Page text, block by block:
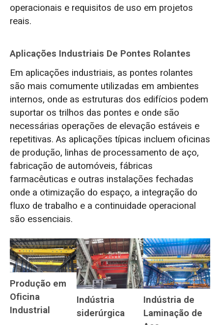
operacionais e requisitos de uso em projetos
reais.
Aplicações Industriais De Pontes Rolantes
Em aplicações industriais, as pontes rolantes
são mais comumente utilizadas em ambientes
internos, onde as estruturas dos edifícios podem
suportar os trilhos das pontes e onde são
necessárias operações de elevação estáveis e
repetitivas. As aplicações típicas incluem oficinas
de produção, linhas de processamento de aço,
fabricação de automóveis, fábricas
farmacêuticas e outras instalações fechadas
onde a otimização do espaço, a integração do
fluxo de trabalho e a continuidade operacional
são essenciais.
Produção em
Oficina
Industrial
Indústria
siderúrgica
Indústria de
Laminação de